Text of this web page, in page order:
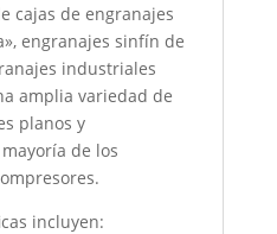
cajas de engranajes
engranajes sinfín de
industriales
amplia variedad de
planos y
de los
incluyen: